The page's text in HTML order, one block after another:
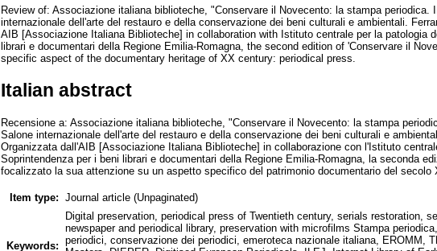
Review of: Associazione italiana biblioteche, "Conservare il Novecento: la stampa periodica.
internazionale dell'arte del restauro e della conservazione dei beni culturali e ambientali.
AIB [Associazione Italiana Biblioteche] in collaboration with Istituto centrale per la patologia
librari e documentari della Regione Emilia-Romagna, the second edition of 'Conservare il
specific aspect of the documentary heritage of XX century: periodical press.
Italian abstract
Recensione a: Associazione italiana biblioteche, "Conservare il Novecento: la stampa
Salone internazionale dell'arte del restauro e della conservazione dei beni culturali e
Organizzata dall'AIB [Associazione Italiana Biblioteche] in collaborazione con l'Istituto
Soprintendenza per i beni librari e documentari della Regione Emilia-Romagna, la seconda
focalizzato la sua attenzione su un aspetto specifico del patrimonio documentario del secolo
Item type: Journal article (Unpaginated)
Keywords:
Digital preservation, periodical press of Twentieth century, serials restoration,
newspaper and periodical library, preservation with microfilms Stampa
periodici, conservazione dei periodici, emeroteca nazionale italiana, EROMM,